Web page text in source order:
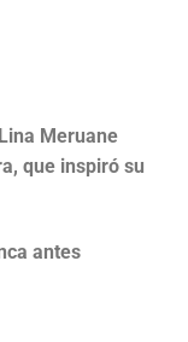
Meruane
que inspiró su
antes